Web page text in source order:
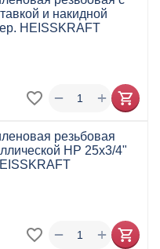
и накидной
HEISSKRAFT
+
−
резьбовая
НР 25х3/4"
+
−